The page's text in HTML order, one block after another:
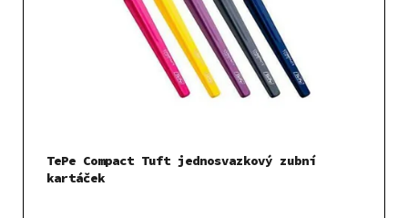
TePe Compact Tuft jednosvazkový zubní
kartáček